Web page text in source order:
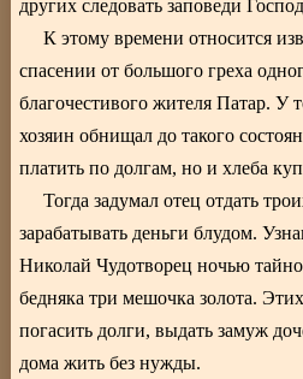
других следовать заповеди
К этому времени относится
спасении от большого греха
благочестивого жителя Патар. У
хозяин обнищал до такого
платить по долгам, но и хлеба
Тогда задумал отец отдать
зарабатывать деньги блудом.
Николай Чудотворец ночью
бедняка три мешочка золота.
погасить долги, выдать замуж
дома жить без нужды.